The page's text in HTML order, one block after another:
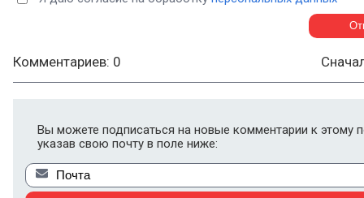
Комментариев: 0
Вы можете подписаться на новые комментарии к этому
указав свою почту в поле ниже: